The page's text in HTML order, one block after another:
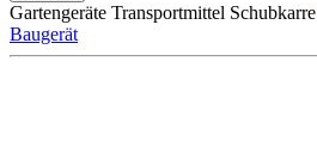
Gartengeräte Transportmittel Schubkarre
Baugerät